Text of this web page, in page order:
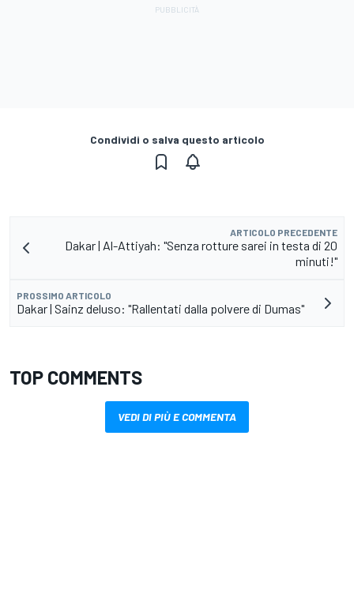
Condividi o salva questo articolo
ARTICOLO PRECEDENTE
Dakar | Al-Attiyah: "Senza rotture sarei in testa di 20
minuti!"
PROSSIMO ARTICOLO
Dakar | Sainz deluso: "Rallentati dalla polvere di Dumas"
TOP COMMENTS
VEDI DI PIÙ E COMMENTA